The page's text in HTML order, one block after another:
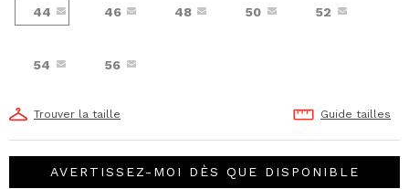
44 46 48 50 52
54 56
Trouver la taille Guide tailles
AVERTISSEZ-MOI DÈS QUE DISPONIBLE